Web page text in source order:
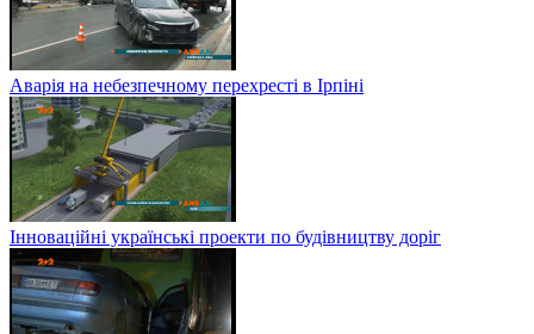
Аварія на небезпечному перехресті в Ірпіні
Інноваційні українські проекти по будівництву доріг